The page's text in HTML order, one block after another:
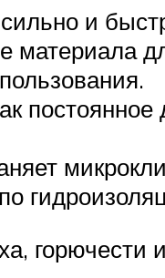
и
горючести